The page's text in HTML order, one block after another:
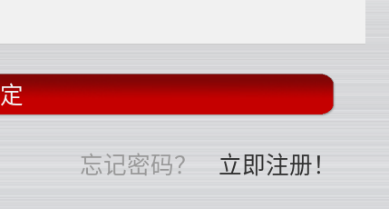
忘记密码？ 立即注册！